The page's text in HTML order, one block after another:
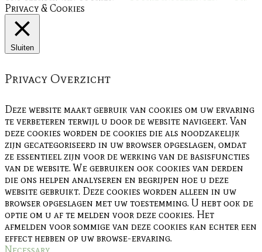
Privacy & Cookies
Sluiten
Privacy Overzicht
Deze website maakt gebruik van cookies om uw ervaring
te verbeteren terwijl u door de website navigeert. Van
deze cookies worden de cookies die als noodzakelijk
zijn gecategoriseerd in uw browser opgeslagen, omdat
ze essentieel zijn voor de werking van de basisfuncties
van de website. We gebruiken ook cookies van derden
die ons helpen analyseren en begrijpen hoe u deze
website gebruikt. Deze cookies worden alleen in uw
browser opgeslagen met uw toestemming. U hebt ook de
optie om u af te melden voor deze cookies. Het
afmelden voor sommige van deze cookies kan echter een
effect hebben op uw browse-ervaring.